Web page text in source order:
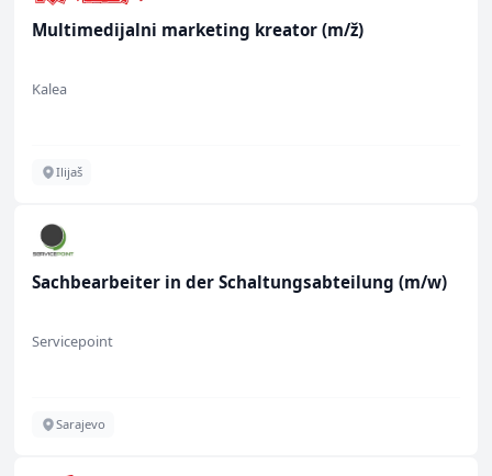
Multimedijalni marketing kreator (m/ž)
Kalea
Ilijaš
Sachbearbeiter in der Schaltungsabteilung (m/w)
Servicepoint
Sarajevo